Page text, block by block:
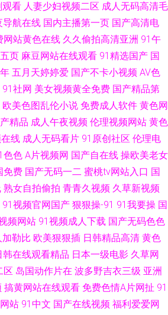
观看 人妻少妇视频二区 成人无码高清毛
导航在线 国内主播第一页 国产高清电
网站黄色在线 久久偷拍高清亚洲 91午
页 麻豆网站在线观看 91精选国产 国
五月天婷婷爱 国产不卡小视频 AV色
91社网 美女视频黄全免费 国产精品第
欧美色图乱伦小说 免费成人软件 黄色网
精品 成人午夜视频 伦理视频网站 黄色
线 成人无码看片 91原创社区 伦理电
色色 A片视频网 国产自在线 操欧美老女
免费 国产无码一二 蜜桃tv网站入口 国
熟女自拍偷拍 青青久视频 久草新视频
91视频官网国产 狠狠操-91 91我要操 国
频网站 91视频成人下载 国产无码色色
勒比 欧美狠狠插 日韩精品高清 黄色
韩在线观看精品 日本一级电影 久草网
区 岛国动作片在 波多野吉衣三级 亚洲
搞黄网站在线观看 免费色情A片网扯 91
站 91中文 国产在线视频 福利爱爱网